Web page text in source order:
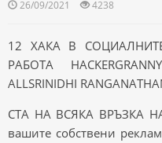
26/09/2021 4238
12 ХАКА В
РАБОТА
ALLSRINIDHI
CTA НА ВСЯКА ВРЪЗКА
вашите собствени